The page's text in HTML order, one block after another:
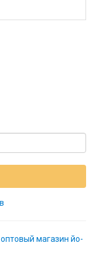
оптовый магазин йо-